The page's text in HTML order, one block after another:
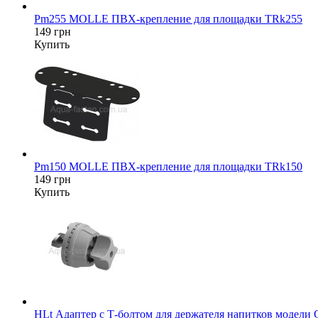
Pm255 MOLLE ПВХ-крепление для площадки TRk255
149 грн
Купить
Pm150 MOLLE ПВХ-крепление для площадки TRk150
149 грн
Купить
HLt Адаптер c Т-болтом для держателя напитков модели